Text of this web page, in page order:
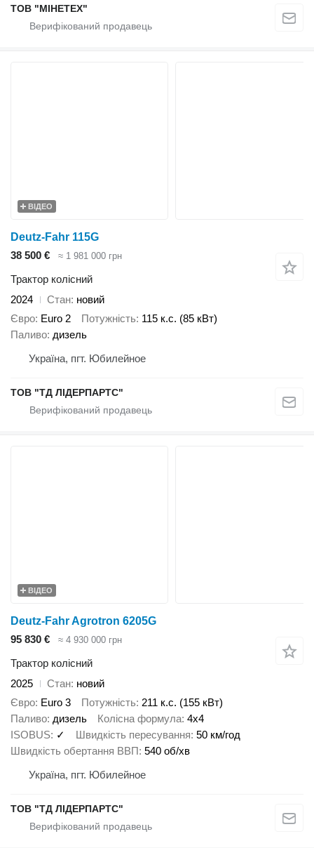
ТОВ "МІНЕТЕХ"
ВІДЕО
Deutz-Fahr 115G
38 500 €
≈ 1 981 000 грн
Трактор колісний
2024
Стан новий
Євро Euro 2 Потужність 115 к.с. (85 кВт)
Паливо дизель
Україна, пгт. Юбилейное
ТОВ "ТД ЛІДЕРПАРТС"
ВІДЕО
Deutz-Fahr Agrotron 6205G
95 830 €
≈ 4 930 000 грн
Трактор колісний
2025
Стан новий
Євро Euro 3 Потужність 211 к.с. (155 кВт)
Паливо дизель Колісна формула 4x4
ISOBUS ✓ Швидкість пересування 50 км/год
Швидкість обертання ВВП 540 об/хв
Україна, пгт. Юбилейное
ТОВ "ТД ЛІДЕРПАРТС"